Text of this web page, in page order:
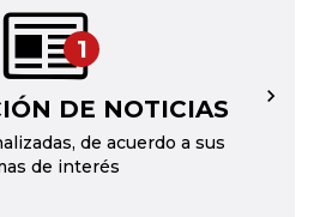
1
DE NOTICIAS
de acuerdo a sus
de interés
→